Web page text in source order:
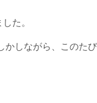
た。
しながら、このた